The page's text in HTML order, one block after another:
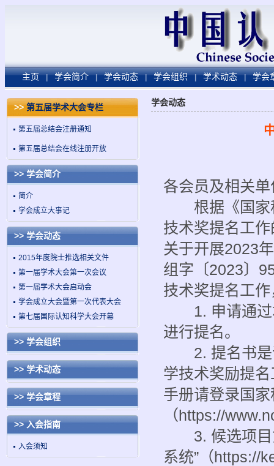
主页 | 学会简介 | 学会动态 | 学会组织 | 学术动态 | 学会
>>第五届学术大会专栏
第五届总结会注册通知
第五届总结会在线注册开放
>> 学会简介
简介
学会成立大事记
>> 学会动态
2015年度院士推选相关文件
第一届学术大会第一次会议
第一届学术大会启动会
学会成立大会暨第一次代表大会
第七届国际认知科学大会开幕
>> 学会组织
>> 学术动态
>> 学会章程
>> 入会指南
入会须知
学会动态
各会员及相关
根据《国家科
技术奖提名工
关于开展2023
组字〔2023〕
技术奖提名工
1. 申请通过
进行提名。
2. 提名书是
学技术奖励提
手册请登录国
（https://
3. 候选项目
系统”（https://